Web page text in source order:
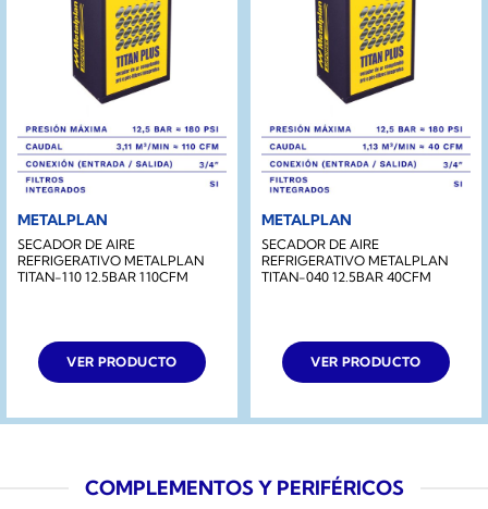
METALPLAN
SECADOR DE AIRE
REFRIGERATIVO METALPLAN
TITAN-110 12.5BAR 110CFM
VER PRODUCTO
METALPLAN
SECADOR DE AIRE
REFRIGERATIVO METALPLAN
TITAN-040 12.5BAR 40CFM
VER PRODUCTO
COMPLEMENTOS Y PERIFÉRICOS